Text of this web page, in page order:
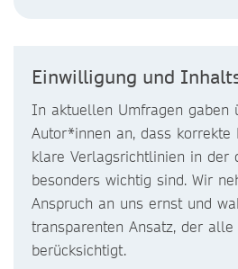
Einwilligung und
In aktuellen Umfragen gaben
Autor*innen an, dass korrekte
klare Verlagsrichtlinien in der
besonders wichtig sind. Wir
Anspruch an uns ernst und
transparenten Ansatz, der alle
berücksichtigt.